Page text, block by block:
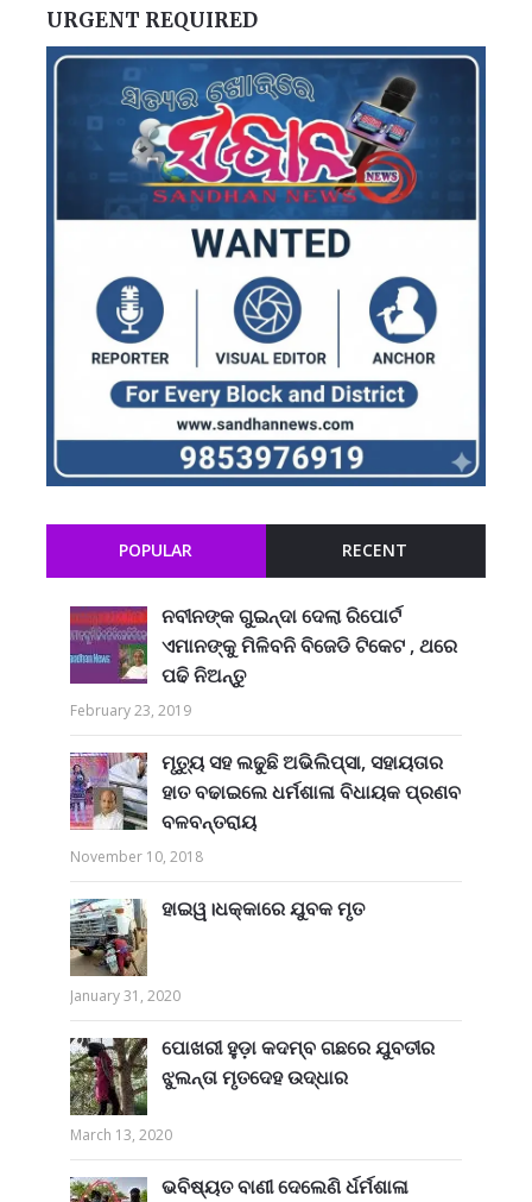
URGENT REQUIRED
POPULAR RECENT
ନବୀନଙ୍କ ଗୁଇନ୍ଦା ଦେଲା ରିପୋର୍ଟ
ଏମାନଙ୍କୁ ମିଳିବନି ବିଜେଡି ଟିକେଟ , ଥରେ
ପଢି ନିଅନ୍ତୁ
February 23, 2019
ମୃତ୍ୟୁ ସହ ଲଢୁଛି ଅଭିଲିପ୍ସା, ସହାୟତାର
ହାତ ବଢାଇଲେ ଧର୍ମଶାଳା ବିଧାୟକ ପ୍ରଣବ
ବଳବନ୍ତରାୟ
November 10, 2018
ହାଇୱ।ଧକ୍କାରେ ଯୁବକ ମୃତ
January 31, 2020
ପୋଖରୀ ହୁଡ଼ା କଦମ୍ବ ଗଛରେ ଯୁବତୀର
ଝୁଲନ୍ତା ମୃତଦେହ ଉଦ୍ଧାର
March 13, 2020
ଭବିଷ୍ୟତ ବାଣୀ ଦେଲେଣି ର୍ଧର୍ମଶାଳା